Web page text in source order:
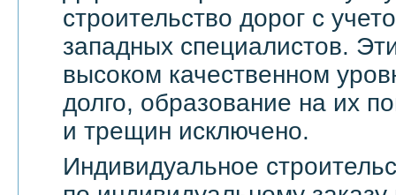
строительство дорог с
западных специалистов.
высоком качественном
долго, образование на их
и трещин исключено.
Индивидуальное